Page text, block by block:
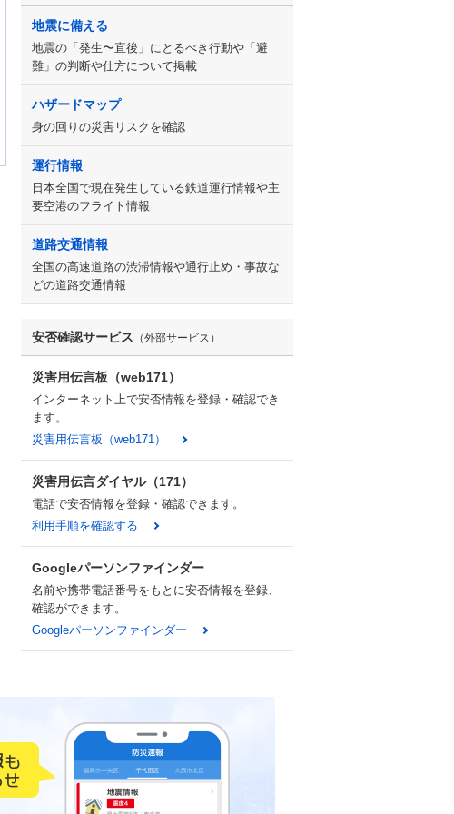
地震に備える
地震の「発生〜直後」にとるべき行動や「避
難」の判断や仕方について掲載
ハザードマップ
身の回りの災害リスクを確認
運行情報
日本全国で現在発生している鉄道運行情報や主
要空港のフライト情報
道路交通情報
全国の高速道路の渋滞情報や通行止め・事故な
どの道路交通情報
安否確認サービス （外部サービス）
災害用伝言板（web171）
インターネット上で安否情報を登録・確認でき
ます。
災害用伝言板（web171）
災害用伝言ダイヤル（171）
電話で安否情報を登録・確認できます。
利用手順を確認する
Googleパーソンファインダー
名前や携帯電話番号をもとに安否情報を登録、
確認ができます。
Googleパーソンファインダー